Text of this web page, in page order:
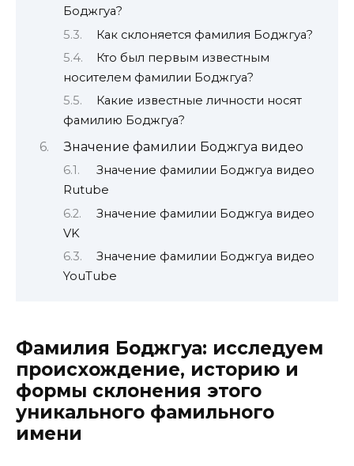
Боджгуа?
Как склоняется фамилия Боджгуа?
Кто был первым известным
носителем фамилии Боджгуа?
Какие известные личности носят
фамилию Боджгуа?
Значение фамилии Боджгуа видео
Значение фамилии Боджгуа видео
Rutube
Значение фамилии Боджгуа видео
VK
Значение фамилии Боджгуа видео
YouTube
Фамилия Боджгуа: исследуем
происхождение, историю и
формы склонения этого
уникального фамильного
имени